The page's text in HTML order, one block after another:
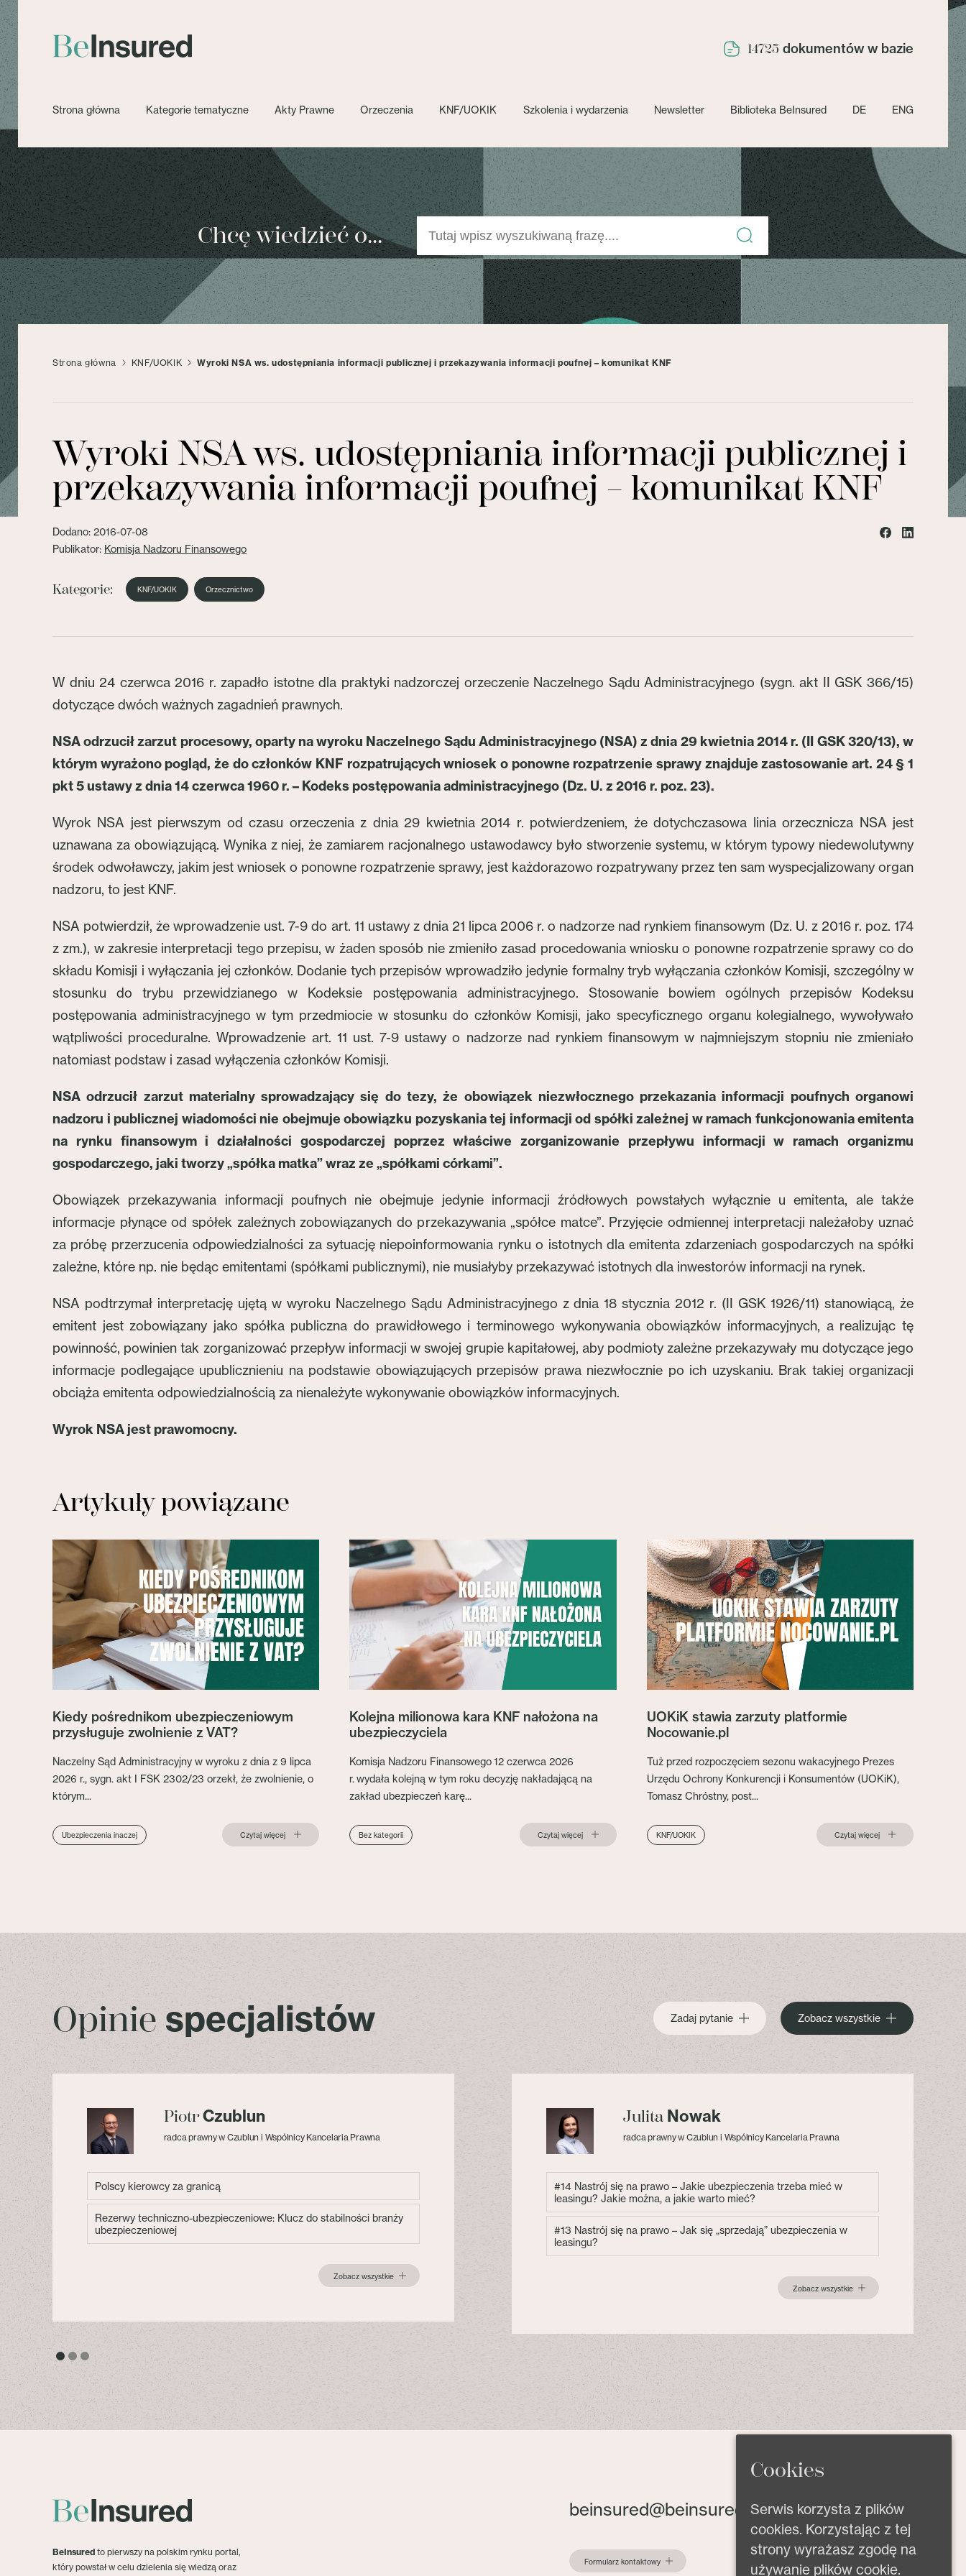
14725 dokumentów w bazie
Strona główna Kategorie tematyczne Akty Prawne Orzeczenia KNF/UOKIK Szkolenia i wydarzenia Newsletter Biblioteka BeInsured DE ENG
Chcę wiedzieć o...
Strona główna KNF/UOKIK Wyroki NSA ws. udostępniania informacji publicznej i przekazywania informacji poufnej – komunikat KNF
Wyroki NSA ws. udostępniania informacji publicznej i
przekazywania informacji poufnej – komunikat KNF
Dodano: 2016-07-08
Publikator: Komisja Nadzoru Finansowego
Kategorie: KNF/UOKIK Orzecznictwo
W dniu 24 czerwca 2016 r. zapadło istotne dla praktyki nadzorczej orzeczenie Naczelnego Sądu Administracyjnego (sygn. akt II GSK 366/15)
dotyczące dwóch ważnych zagadnień prawnych.
NSA odrzucił zarzut procesowy, oparty na wyroku Naczelnego Sądu Administracyjnego (NSA) z dnia 29 kwietnia 2014 r. (II GSK 320/13), w
którym wyrażono pogląd, że do członków KNF rozpatrujących wniosek o ponowne rozpatrzenie sprawy znajduje zastosowanie art. 24 § 1
pkt 5 ustawy z dnia 14 czerwca 1960 r. – Kodeks postępowania administracyjnego (Dz. U. z 2016 r. poz. 23).
Wyrok NSA jest pierwszym od czasu orzeczenia z dnia 29 kwietnia 2014 r. potwierdzeniem, że dotychczasowa linia orzecznicza NSA jest
uznawana za obowiązującą. Wynika z niej, że zamiarem racjonalnego ustawodawcy było stworzenie systemu, w którym typowy niedewolutywny
środek odwoławczy, jakim jest wniosek o ponowne rozpatrzenie sprawy, jest każdorazowo rozpatrywany przez ten sam wyspecjalizowany organ
nadzoru, to jest KNF.
NSA potwierdził, że wprowadzenie ust. 7-9 do art. 11 ustawy z dnia 21 lipca 2006 r. o nadzorze nad rynkiem finansowym (Dz. U. z 2016 r. poz. 174
z zm.), w zakresie interpretacji tego przepisu, w żaden sposób nie zmieniło zasad procedowania wniosku o ponowne rozpatrzenie sprawy co do
składu Komisji i wyłączania jej członków. Dodanie tych przepisów wprowadziło jedynie formalny tryb wyłączania członków Komisji, szczególny w
stosunku do trybu przewidzianego w Kodeksie postępowania administracyjnego. Stosowanie bowiem ogólnych przepisów Kodeksu
postępowania administracyjnego w tym przedmiocie w stosunku do członków Komisji, jako specyficznego organu kolegialnego, wywoływało
wątpliwości proceduralne. Wprowadzenie art. 11 ust. 7-9 ustawy o nadzorze nad rynkiem finansowym w najmniejszym stopniu nie zmieniało
natomiast podstaw i zasad wyłączenia członków Komisji.
NSA odrzucił zarzut materialny sprowadzający się do tezy, że obowiązek niezwłocznego przekazania informacji poufnych organowi
nadzoru i publicznej wiadomości nie obejmuje obowiązku pozyskania tej informacji od spółki zależnej w ramach funkcjonowania emitenta
na rynku finansowym i działalności gospodarczej poprzez właściwe zorganizowanie przepływu informacji w ramach organizmu
gospodarczego, jaki tworzy „spółka matka” wraz ze „spółkami córkami”.
Obowiązek przekazywania informacji poufnych nie obejmuje jedynie informacji źródłowych powstałych wyłącznie u emitenta, ale także
informacje płynące od spółek zależnych zobowiązanych do przekazywania „spółce matce”. Przyjęcie odmiennej interpretacji należałoby uznać
za próbę przerzucenia odpowiedzialności za sytuację niepoinformowania rynku o istotnych dla emitenta zdarzeniach gospodarczych na spółki
zależne, które np. nie będąc emitentami (spółkami publicznymi), nie musiałyby przekazywać istotnych dla inwestorów informacji na rynek.
NSA podtrzymał interpretację ujętą w wyroku Naczelnego Sądu Administracyjnego z dnia 18 stycznia 2012 r. (II GSK 1926/11) stanowiącą, że
emitent jest zobowiązany jako spółka publiczna do prawidłowego i terminowego wykonywania obowiązków informacyjnych, a realizując tę
powinność, powinien tak zorganizować przepływ informacji w swojej grupie kapitałowej, aby podmioty zależne przekazywały mu dotyczące jego
informacje podlegające upublicznieniu na podstawie obowiązujących przepisów prawa niezwłocznie po ich uzyskaniu. Brak takiej organizacji
obciąża emitenta odpowiedzialnością za nienależyte wykonywanie obowiązków informacyjnych.
Wyrok NSA jest prawomocny.
Artykuły powiązane
Kiedy pośrednikom ubezpieczeniowym
przysługuje zwolnienie z VAT?
Naczelny Sąd Administracyjny w wyroku z dnia z 9 lipca
2026 r., sygn. akt I FSK 2302/23 orzekł, że zwolnienie, o
którym...
Ubezpieczenia inaczej Czytaj więcej
Kolejna milionowa kara KNF nałożona na
ubezpieczyciela
Komisja Nadzoru Finansowego 12 czerwca 2026
r. wydała kolejną w tym roku decyzję nakładającą na
zakład ubezpieczeń karę...
Bez kategorii Czytaj więcej
UOKiK stawia zarzuty platformie
Nocowanie.pl
Tuż przed rozpoczęciem sezonu wakacyjnego Prezes
Urzędu Ochrony Konkurencji i Konsumentów (UOKiK),
Tomasz Chróstny, post...
KNF/UOKIK Czytaj więcej
Opinie specjalistów Zadaj pytanie Zobacz wszystkie
PiotrCzublun
radca prawny w Czublun i Wspólnicy Kancelaria Prawna
Polscy kierowcy za granicą
Rezerwy techniczno-ubezpieczeniowe: Klucz do stabilności branży
ubezpieczeniowej
Zobacz wszystkie
Julita Nowak
radca prawny w Czublun i Wspólnicy Kancelaria Prawna
#14 Nastrój się na prawo – Jakie ubezpieczenia trzeba mieć w
leasingu? Jakie można, a jakie warto mieć?
#13 Nastrój się na prawo – Jak się „sprzedają” ubezpieczenia w
leasingu?
Zobacz wszystkie
BeInsured to pierwszy na polskim rynku portal,
który powstał w celu dzielenia się wiedzą oraz
beinsured@beinsured.pl
Formularz kontaktowy
Cookies
Serwis korzysta z plików
cookies. Korzystając z tej
strony wyrażasz zgodę na
używanie plików cookie.